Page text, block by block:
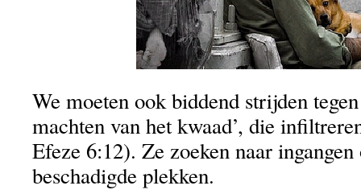
We moeten ook biddend strijden
machten van het kwaad’, die
Efeze 6:12). Ze zoeken naar
beschadigde plekken.